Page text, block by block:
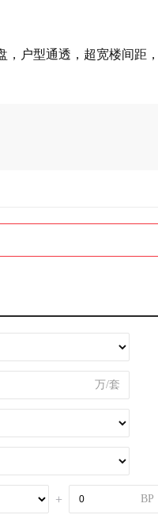
，户型通透，超宽楼间距
万/套
+ BP